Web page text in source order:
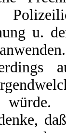
u.
würde.